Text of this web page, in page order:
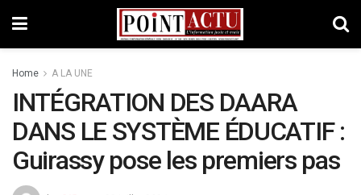
Home A LA UNE
INTÉGRATION DES DAARA
DANS LE SYSTÈME ÉDUCATIF :
Guirassy pose les premiers pas